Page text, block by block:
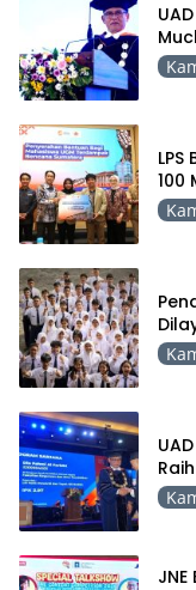
100